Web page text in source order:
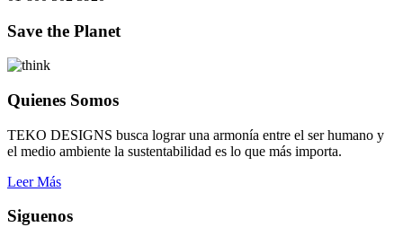
Save the Planet
Quienes Somos
TEKO DESIGNS busca lograr una armonía entre el ser humano y
el medio ambiente la sustentabilidad es lo que más importa.
Leer Más
Siguenos